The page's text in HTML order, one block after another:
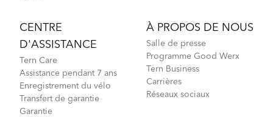
CENTRE
D'ASSISTANCE
Tern Care
Assistance pendant 7 ans
Enregistrement du vélo
Transfert de garantie
Garantie
À PROPOS DE NOUS
Salle de presse
Programme Good Werx
Tern Business
Carrières
Réseaux sociaux